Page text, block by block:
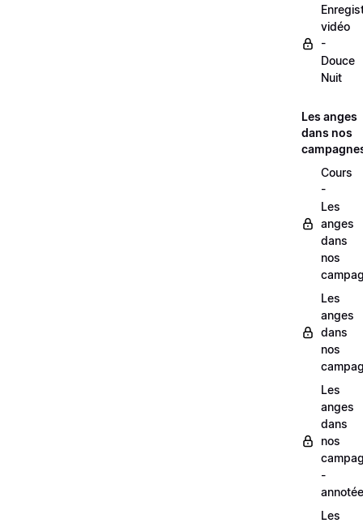
vidéo
-
Douce
Nuit
Les anges
dans nos
Cours
-
Les
anges
dans
nos
Les
anges
dans
nos
Les
anges
dans
nos
-
Les